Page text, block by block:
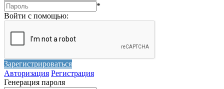
*
Войти с помощью:
Зарегистрироваться
Авторизация Регистрация
Генерация пароля